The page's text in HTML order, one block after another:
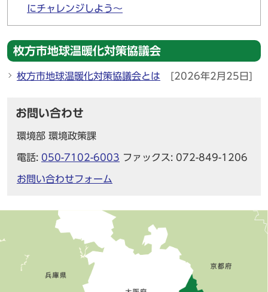
にチャレンジしよう～
枚方市地球温暖化対策協議会
枚方市地球温暖化対策協議会とは [2026年2月25日]
お問い合わせ
環境部 環境政策課
電話: 050-7102-6003 ファックス: 072-849-1206
お問い合わせフォーム